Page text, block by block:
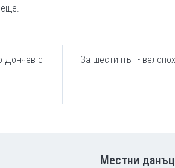
Дончев с
За шести път -
Местни